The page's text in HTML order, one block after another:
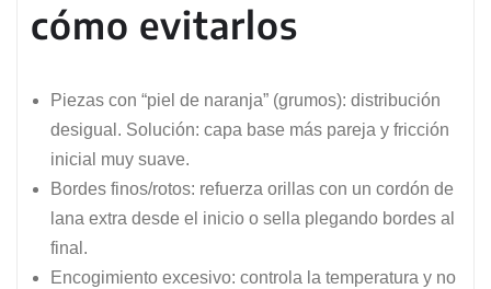
cómo evitarlos
Piezas con “piel de naranja” (grumos): distribución
desigual. Solución: capa base más pareja y fricción
inicial muy suave.
Bordes finos/rotos: refuerza orillas con un cordón de
lana extra desde el inicio o sella plegando bordes al
final.
Encogimiento excesivo: controla la temperatura y no